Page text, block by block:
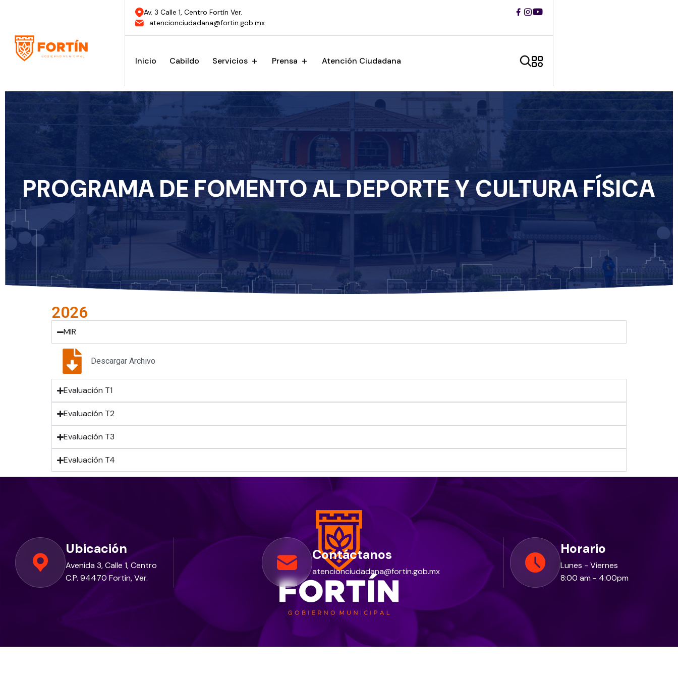
Av. 3 Calle 1, Centro Fortín Ver.
atencionciudadana@fortin.gob.mx
Inicio Cabildo Servicios Prensa Atención Ciudadana
PROGRAMA DE FOMENTO AL DEPORTE Y CULTURA FÍSICA
2026
MIR
Descargar Archivo
Evaluación T1
Evaluación T2
Evaluación T3
Evaluación T4
Ubicación
Avenida 3, Calle 1, Centro
C.P. 94470 Fortín, Ver.
Contáctanos
atencionciudadana@fortin.gob.mx
Horario
Lunes - Viernes
8:00 am - 4:00pm